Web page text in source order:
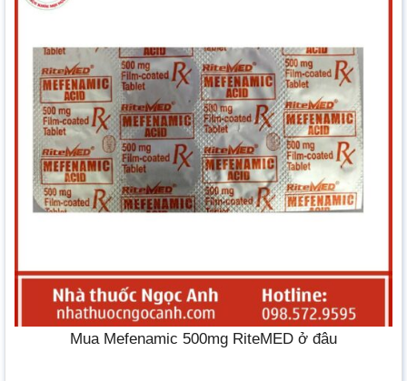
Mua Mefenamic 500mg RiteMED ở đâu